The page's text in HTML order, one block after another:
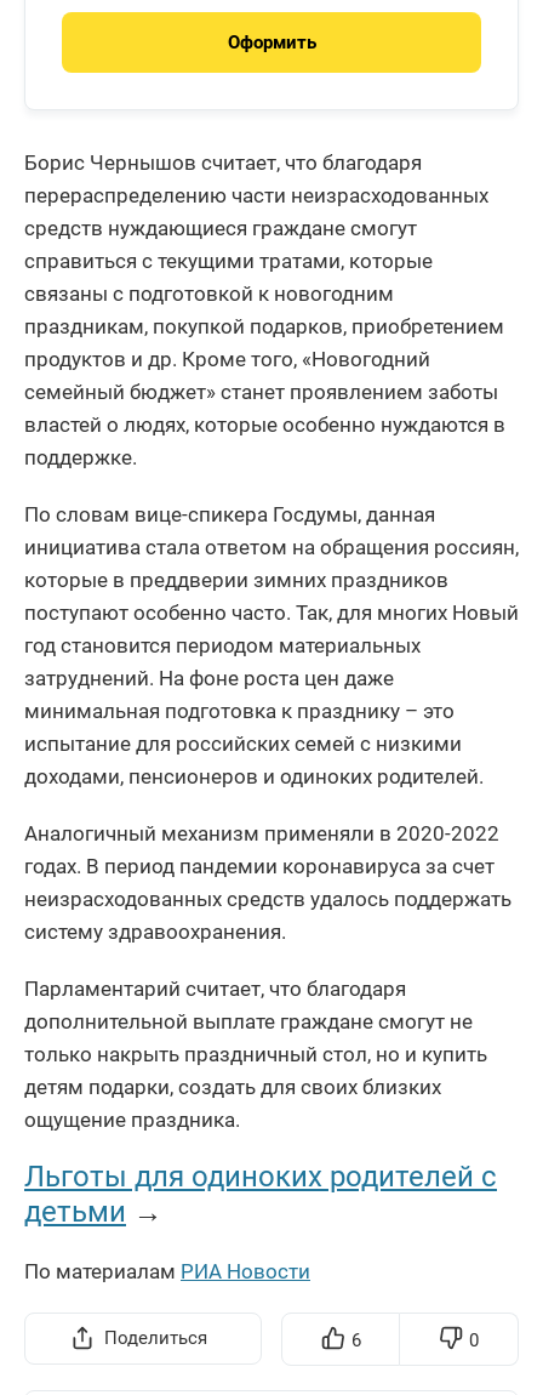
Оформить
Борис Чернышов считает, что благодаря
перераспределению части неизрасходованных
средств нуждающиеся граждане смогут
справиться с текущими тратами, которые
связаны с подготовкой к новогодним
праздникам, покупкой подарков, приобретением
продуктов и др. Кроме того, «Новогодний
семейный бюджет» станет проявлением заботы
властей о людях, которые особенно нуждаются в
поддержке.
По словам вице-спикера Госдумы, данная
инициатива стала ответом на обращения россиян,
которые в преддверии зимних праздников
поступают особенно часто. Так, для многих Новый
год становится периодом материальных
затруднений. На фоне роста цен даже
минимальная подготовка к празднику – это
испытание для российских семей с низкими
доходами, пенсионеров и одиноких родителей.
Аналогичный механизм применяли в 2020-2022
годах. В период пандемии коронавируса за счет
неизрасходованных средств удалось поддержать
систему здравоохранения.
Парламентарий считает, что благодаря
дополнительной выплате граждане смогут не
только накрыть праздничный стол, но и купить
детям подарки, создать для своих близких
ощущение праздника.
Льготы для одиноких родителей с
детьми →
По материалам РИА Новости
Поделиться 6 0